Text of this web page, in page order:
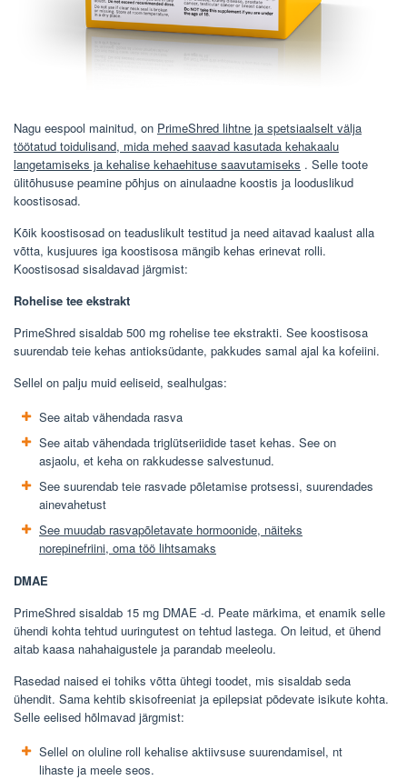
Nagu eespool mainitud, on PrimeShred lihtne ja spetsiaalselt välja
töötatud toidulisand, mida mehed saavad kasutada kehakaalu
langetamiseks ja kehalise kehaehituse saavutamiseks . Selle toote
ülitõhususe peamine põhjus on ainulaadne koostis ja looduslikud
koostisosad.
Kõik koostisosad on teaduslikult testitud ja need aitavad kaalust alla
võtta, kusjuures iga koostisosa mängib kehas erinevat rolli.
Koostisosad sisaldavad järgmist:
Rohelise tee ekstrakt
PrimeShred sisaldab 500 mg rohelise tee ekstrakti. See koostisosa
suurendab teie kehas antioksüdante, pakkudes samal ajal ka kofeiini.
Sellel on palju muid eeliseid, sealhulgas:
See aitab vähendada rasva
See aitab vähendada triglütseriidide taset kehas. See on
asjaolu, et keha on rakkudesse salvestunud.
See suurendab teie rasvade põletamise protsessi, suurendades
ainevahetust
See muudab rasvapõletavate hormoonide, näiteks
norepinefriini, oma töö lihtsamaks
DMAE
PrimeShred sisaldab 15 mg DMAE -d. Peate märkima, et enamik selle
ühendi kohta tehtud uuringutest on tehtud lastega. On leitud, et ühend
aitab kaasa nahahaigustele ja parandab meeleolu.
Rasedad naised ei tohiks võtta ühtegi toodet, mis sisaldab seda
ühendit. Sama kehtib skisofreeniat ja epilepsiat põdevate isikute kohta.
Selle eelised hõlmavad järgmist:
Sellel on oluline roll kehalise aktiivsuse suurendamisel, nt
lihaste ja meele seos.